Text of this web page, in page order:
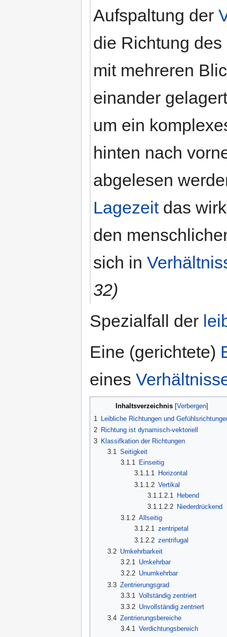
Aufspaltung der
die Richtung
mit mehreren
einander
um ein
hinten nach
abgelesen
Lagezeitdas
den
sich in
32)
Spezialfall der
Eine (gerichtete)
eines
Inhaltsverzeichnis
1
Leibliche Richtungen und
2 Richtung ist dynamisch-vektoriell
3 Klassifkation der Richtungen
3.1 Seitigkeit
3.1.1 Einseitig
3.1.1.1
Horizontal
3.1.1.2 Vertikal
3.1.1.2.1
Hebend
3.1.1.2.2 Niederdrückend
3.1.2 Allseitig
3.1.2.1 zentripetal
3.1.2.2 zentrifugal
3.2 Umkehrbarkeit
3.2.1
Umkehrbar
3.2.2 Unumkehrbar
3.3 Zentrierungsgrad
3.3.1
Vollständig zentriert
3.3.2 Unvollständig zentriert
3.4 Zentrierungsbereiche
3.4.1 Verdichtungsbereich